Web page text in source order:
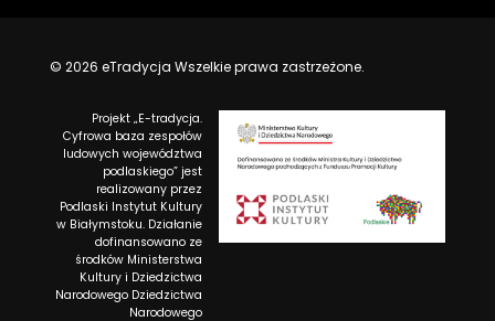
© 2026 eTradycja Wszelkie prawa zastrzeżone.
Projekt „E-tradycja.
Cyfrowa baza zespołów
ludowych województwa
podlaskiego” jest
realizowany przez
Podlaski Instytut Kultury
w Białymstoku. Działanie
dofinansowano ze
środków Ministerstwa
Kultury i Dziedzictwa
Narodowego Dziedzictwa
Narodowego